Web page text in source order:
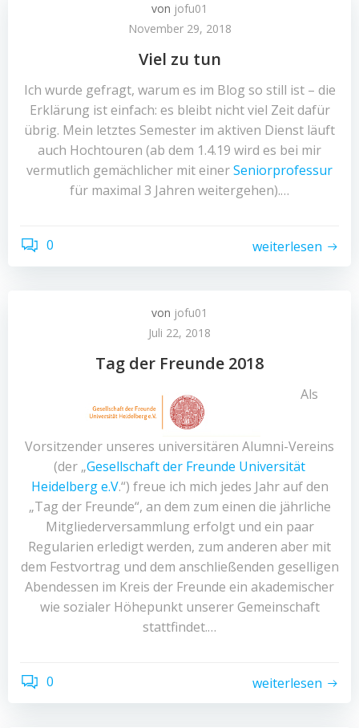
von jofu01
November 29, 2018
Viel zu tun
Ich wurde gefragt, warum es im Blog so still ist – die
Erklärung ist einfach: es bleibt nicht viel Zeit dafür
übrig. Mein letztes Semester im aktiven Dienst läuft
auch Hochtouren (ab dem 1.4.19 wird es bei mir
vermutlich gemächlicher mit einerSeniorprofessur
für maximal 3 Jahren weitergehen).…
0 weiterlesen
von jofu01
Juli 22, 2018
Tag der Freunde 2018
Als
Vorsitzender unseres universitären Alumni-Vereins
(der „Gesellschaft der Freunde Universität
Heidelberg e.V.“) freue ich mich jedes Jahr auf den
„Tag der Freunde“, an dem zum einen die jährliche
Mitgliederversammlung erfolgt und ein paar
Regularien erledigt werden, zum anderen aber mit
dem Festvortrag und dem anschließenden geselligen
Abendessen im Kreis der Freunde ein akademischer
wie sozialer Höhepunkt unserer Gemeinschaft
stattfindet.…
0 weiterlesen